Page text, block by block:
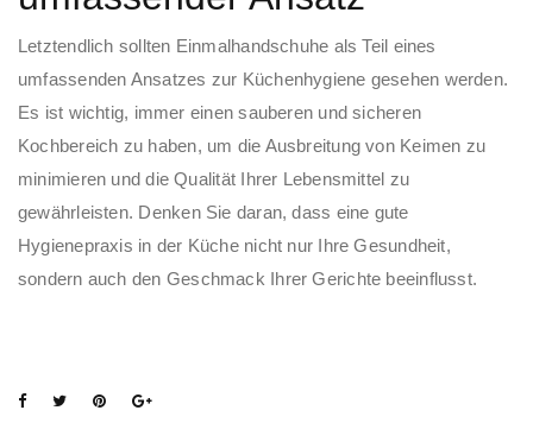
Letztendlich sollten Einmalhandschuhe als Teil eines
umfassenden Ansatzes zur Küchenhygiene gesehen werden.
Es ist wichtig, immer einen sauberen und sicheren
Kochbereich zu haben, um die Ausbreitung von Keimen zu
minimieren und die Qualität Ihrer Lebensmittel zu
gewährleisten. Denken Sie daran, dass eine gute
Hygienepraxis in der Küche nicht nur Ihre Gesundheit,
sondern auch den Geschmack Ihrer Gerichte beeinflusst.